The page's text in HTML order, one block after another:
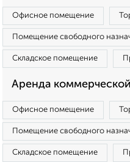
Офисное помещение
Помещение свободного
Складское помещение
Аренда
Офисное помещение
Помещение свободного
Складское помещение